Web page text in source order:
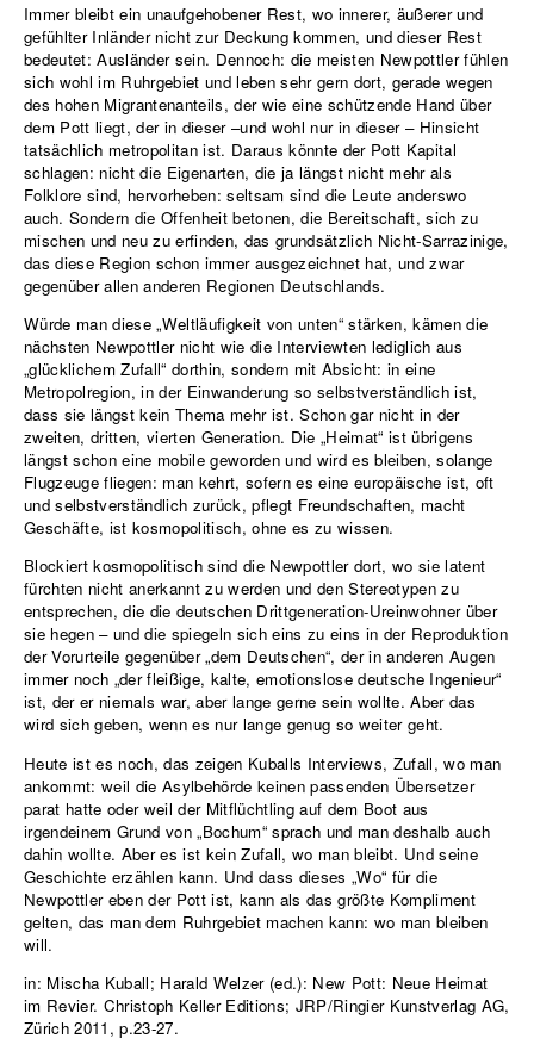
Immer bleibt ein unaufgehobener Rest, wo innerer, äußerer und
gefühlter Inländer nicht zur Deckung kommen, und dieser Rest
bedeutet: Ausländer sein. Dennoch: die meisten Newpottler fühlen
sich wohl im Ruhrgebiet und leben sehr gern dort, gerade wegen
des hohen Migrantenanteils, der wie eine schützende Hand über
dem Pott liegt, der in dieser –und wohl nur in dieser – Hinsicht
tatsächlich metropolitan ist. Daraus könnte der Pott Kapital
schlagen: nicht die Eigenarten, die ja längst nicht mehr als
Folklore sind, hervorheben: seltsam sind die Leute anderswo
auch. Sondern die Offenheit betonen, die Bereitschaft, sich zu
mischen und neu zu erfinden, das grundsätzlich Nicht-Sarrazinige,
das diese Region schon immer ausgezeichnet hat, und zwar
gegenüber allen anderen Regionen Deutschlands.
Würde man diese „Weltläufigkeit von unten“ stärken, kämen die
nächsten Newpottler nicht wie die Interviewten lediglich aus
„glücklichem Zufall“ dorthin, sondern mit Absicht: in eine
Metropolregion, in der Einwanderung so selbstverständlich ist,
dass sie längst kein Thema mehr ist. Schon gar nicht in der
zweiten, dritten, vierten Generation. Die „Heimat“ ist übrigens
längst schon eine mobile geworden und wird es bleiben, solange
Flugzeuge fliegen: man kehrt, sofern es eine europäische ist, oft
und selbstverständlich zurück, pflegt Freundschaften, macht
Geschäfte, ist kosmopolitisch, ohne es zu wissen.
Blockiert kosmopolitisch sind die Newpottler dort, wo sie latent
fürchten nicht anerkannt zu werden und den Stereotypen zu
entsprechen, die die deutschen Drittgeneration-Ureinwohner über
sie hegen – und die spiegeln sich eins zu eins in der Reproduktion
der Vorurteile gegenüber „dem Deutschen“, der in anderen Augen
immer noch „der fleißige, kalte, emotionslose deutsche Ingenieur“
ist, der er niemals war, aber lange gerne sein wollte. Aber das
wird sich geben, wenn es nur lange genug so weiter geht.
Heute ist es noch, das zeigen Kuballs Interviews, Zufall, wo man
ankommt: weil die Asylbehörde keinen passenden Übersetzer
parat hatte oder weil der Mitflüchtling auf dem Boot aus
irgendeinem Grund von „Bochum“ sprach und man deshalb auch
dahin wollte. Aber es ist kein Zufall, wo man bleibt. Und seine
Geschichte erzählen kann. Und dass dieses „Wo“ für die
Newpottler eben der Pott ist, kann als das größte Kompliment
gelten, das man dem Ruhrgebiet machen kann: wo man bleiben
will.
in: Mischa Kuball; Harald Welzer (ed.): New Pott: Neue Heimat
im Revier. Christoph Keller Editions; JRP/Ringier Kunstverlag AG,
Zürich 2011, p.23-27.